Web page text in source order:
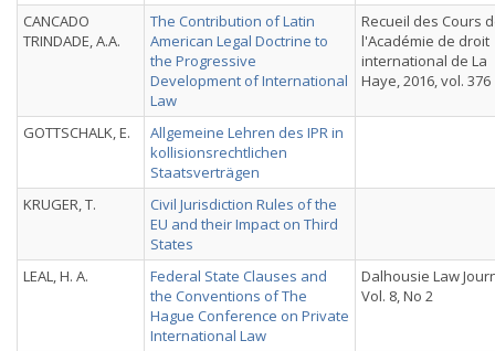
CANCADO
TRINDADE, A.A.
The Contribution of Latin
American Legal Doctrine to
the Progressive
Development of International
Law
Recueil des Cours
l'Académie de droit
international de La
Haye, 2016, vol. 376
GOTTSCHALK, E.
Allgemeine Lehren des IPR in
kollisionsrechtlichen
Staatsverträgen
KRUGER, T.
Civil Jurisdiction Rules of the
EU and their Impact on Third
States
LEAL, H. A.
Federal State Clauses and
the Conventions of The
Hague Conference on Private
International Law
Dalhousie Law
Vol. 8, No 2